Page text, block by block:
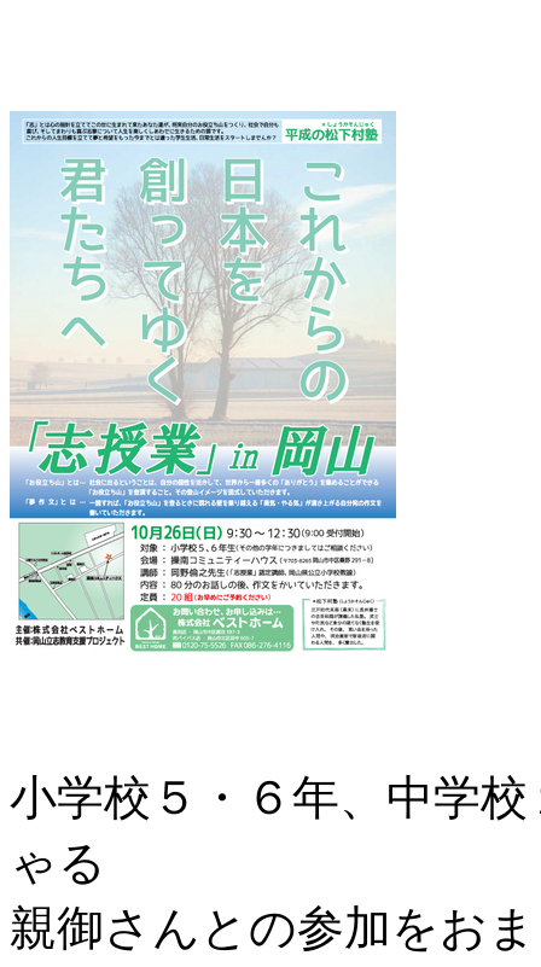
小学校５・６年、中学
ゃる
親御さんとの参加をお